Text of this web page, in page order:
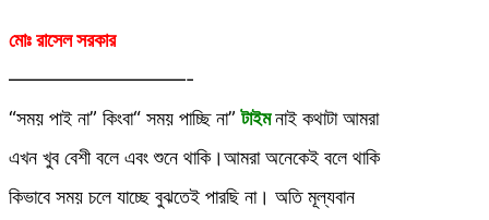
মোঃ রাসেল সরকার
—————————-
“সময় পাই না” কিংবা“ সময় পাচ্ছি না”টাইমনাই কথাটা আমরা
এখন খুব বেশী বলে এবং শুনে থাকি।আমরা অনেকেই বলে থাকি
কিভাবে সময় চলে যাচ্ছে বুঝতেই পারছি না। অতি মূল্যবান